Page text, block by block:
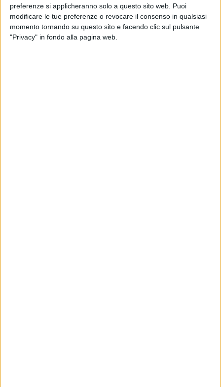
preferenze si applicheranno solo a questo sito web. Puoi
modificare le tue preferenze o revocare il consenso in qualsiasi
momento tornando su questo sito e facendo clic sul pulsante
"Privacy" in fondo alla pagina web.
BARLETTA - 28 MARZO 2013
Coena Domini il giovedì santo con l'Univoc